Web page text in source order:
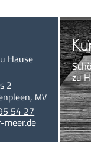
Hause
2
, MV
54 27
meer.de
zu